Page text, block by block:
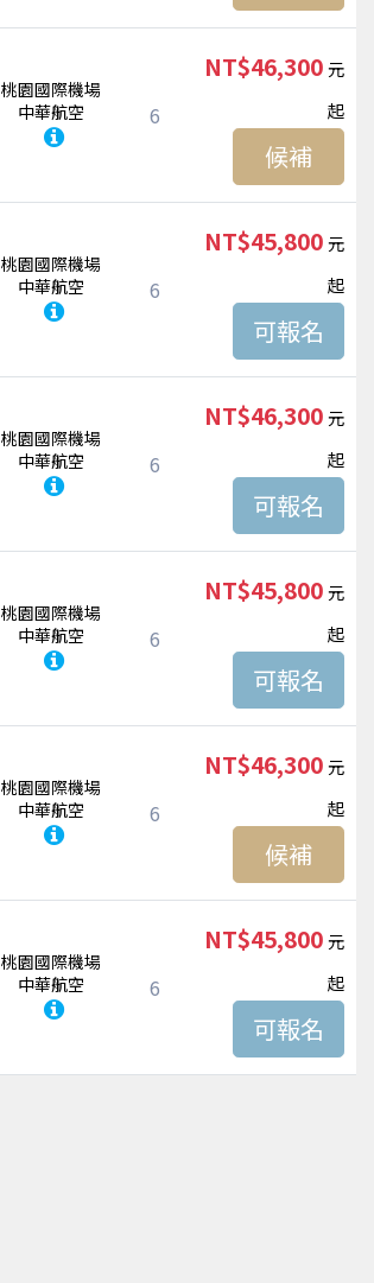
桃園國際機場
中華航空
6
NT$46,300
起
候補
桃園國際機場
中華航空
6
NT$45,800
起
桃園國際機場
中華航空
6
NT$46,300
起
桃園國際機場
中華航空
6
NT$45,800
起
桃園國際機場
中華航空
6
NT$46,300
起
候補
桃園國際機場
中華航空
6
NT$45,800
起